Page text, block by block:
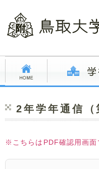
2年学年通信（
※こちらはPDF確認用画面